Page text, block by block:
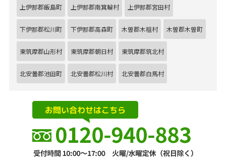
上伊那郡飯島町 上伊那郡南箕輪村 上伊那郡宮田村
下伊那郡松川町 下伊那郡高森町 木曽郡木祖村 木曽郡木曽町
東筑摩郡山形村 東筑摩郡朝日村 東筑摩郡筑北村
北安曇郡池田町 北安曇郡松川村 北安曇郡白馬村